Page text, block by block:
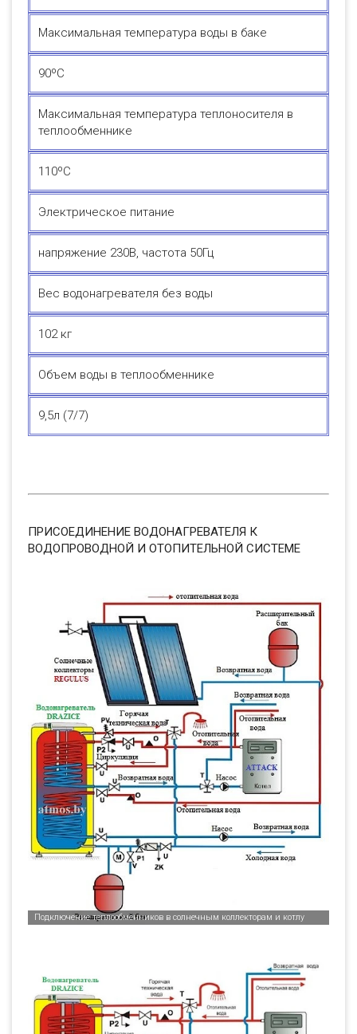
Максимальная температура воды в баке
90ºC
Максимальная температура теплоносителя в
теплообменнике
110ºС
Электрическое питание
напряжение 230В, частота 50Гц
Вес водонагревателя без воды
102 кг
Объем воды в теплообменнике
9,5л (7/7)
ПРИСОЕДИНЕНИЕ ВОДОНАГРЕВАТЕЛЯ К
ВОДОПРОВОДНОЙ И ОТОПИТЕЛЬНОЙ СИСТЕМЕ